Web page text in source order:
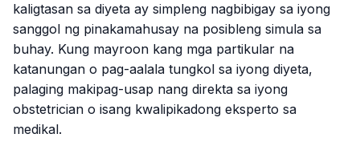
kaligtasan sa diyeta ay simpleng nagbibigay sa iyong
sanggol ng pinakamahusay na posibleng simula sa
buhay. Kung mayroon kang mga partikular na
katanungan o pag-aalala tungkol sa iyong diyeta,
palaging makipag-usap nang direkta sa iyong
obstetrician o isang kwalipikadong eksperto sa
medikal.